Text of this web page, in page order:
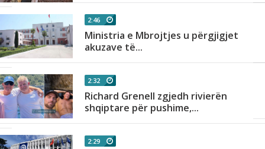
2:46
Ministria e Mbrojtjes u përgjigjet
akuzave të...
2:32
Richard Grenell zgjedh rivierën
shqiptare për pushime,...
2:29